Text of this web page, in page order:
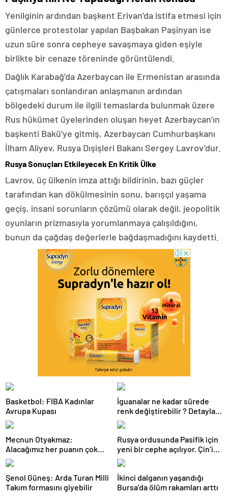
Yenilginin ardından başkent Erivan’da istifa etmesi için
günlerce protestolar yapılan Başbakan Paşinyan ise
uzun süre sonra cepheye savaşmaya giden eşiyle
birlikte bir cenaze töreninde görüntülendi.
Dağlık Karabağ’da Azerbaycan ile Ermenistan arasında
çatışmaları sonlandıran anlaşmanın ardından
bölgedeki durum ile ilgili temaslarda bulunmak üzere
Rus hükümet üyelerinden oluşan heyet Azerbaycan’ın
başkenti Bakü’ye gitmiş, Azerbaycan Cumhurbaşkanı
İlham Aliyev, Rusya Dışişleri Bakanı Sergey Lavrov’dur.
Rusya Sonuçları Etkileyecek En Kritik Ülke
Lavrov, üç ülkenin imza attığı bildirinin, bazı güçler
tarafından kan dökülmesinin sonu, barışçıl yaşama
geçiş, insani sorunların çözümü olarak değil, jeopolitik
oyunların prizmasıyla yorumlanmaya çalışıldığını,
bunun da çağdaş değerlerle bağdaşmadığını kaydetti.
Basketbol: FIBA Kadınlar
Avrupa Kupası
İguanalar ne kadar sürede
renk değiştirebilir ? Detaylar
burada…
Mecnun Otyakmaz:
Alacağımız her puanın çok
önemi var
Rusya ordusunda Pasifik için
yeni bir cephe açılıyor. Çin’in
ilk tepkisi!
Şenol Güneş: Arda Turan Milli
Takım formasını giyebilir
İkinci dalganın yaşandığı
Bursa’da ölüm rakamları arttı